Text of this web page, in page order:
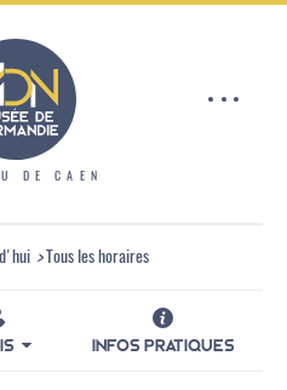
DE CAEN
> Tous les horaires
INFOS PRATIQUES